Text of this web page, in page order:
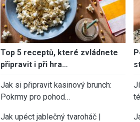
Top 5 receptů, které zvládnete
připravit i při hra…
Jak si připravit kasinový brunch:
Pokrmy pro pohod…
Jak upéct jablečný tvaroháč |